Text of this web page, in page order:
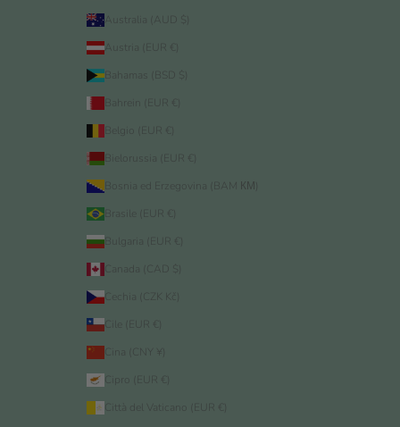
Australia (AUD $)
Austria (EUR €)
Bahamas (BSD $)
Bahrein (EUR €)
Belgio (EUR €)
Bielorussia (EUR €)
Bosnia ed Erzegovina (BAM КМ)
Brasile (EUR €)
Bulgaria (EUR €)
Canada (CAD $)
Cechia (CZK Kč)
Cina (CNY ¥)
Cipro (EUR €)
Città del Vaticano (EUR €)